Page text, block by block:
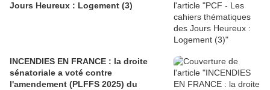
Jours Heureux : Logement (3)
INCENDIES EN FRANCE : la droite
sénatoriale a voté contre
l'amendement (PLFFS 2025) du